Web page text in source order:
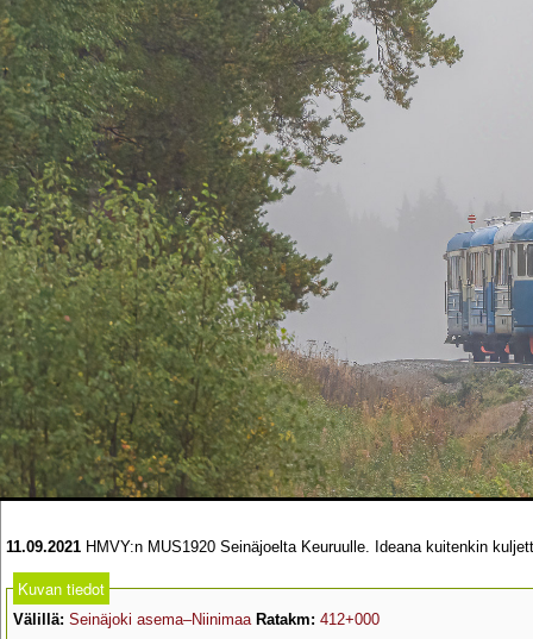
11.09.2021 HMVY:n MUS1920 Seinäjoelta Keuruulle. Ideana kuitenkin
Kuvan tiedot
Välillä: Seinäjoki asema–Niinimaa Ratakm: 412+000